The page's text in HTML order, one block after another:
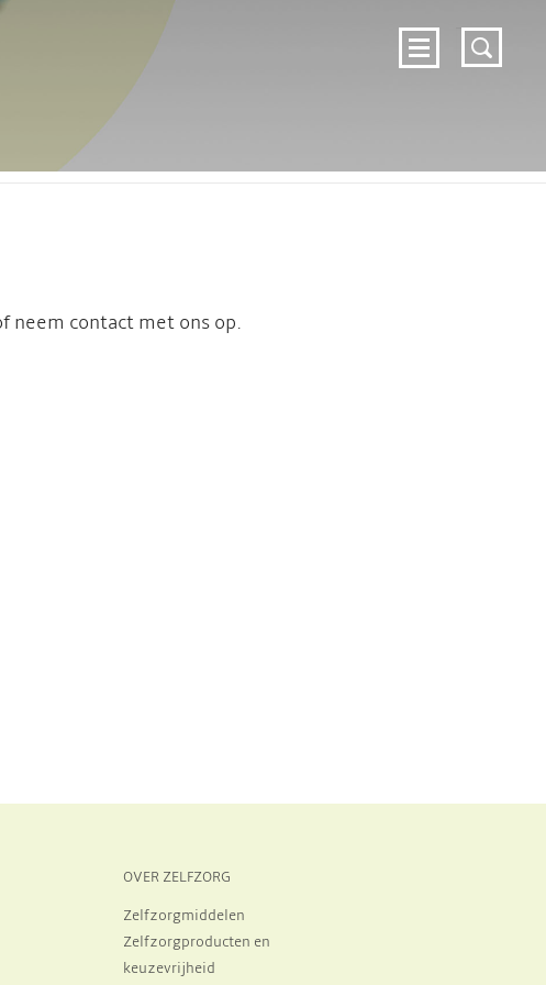
c
neem contact met ons op.
OVER ZELFZORG
Zelfzorgmiddelen
Zelfzorgproducten en
keuzevrijheid